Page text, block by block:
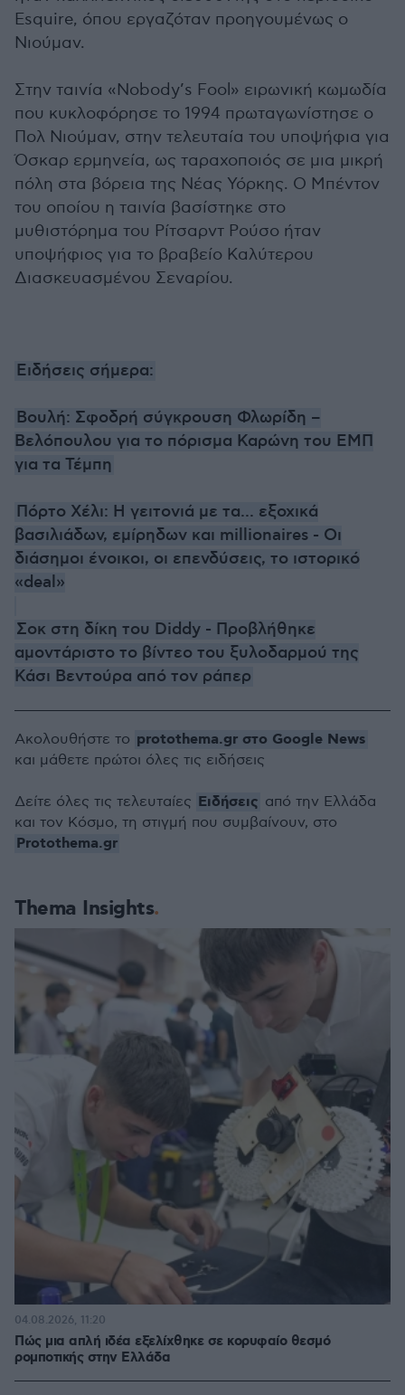
Esquire, όπου εργαζόταν προηγουμένως ο
Νιούμαν.
Στην ταινία «Nobody’s Fool» ειρωνική κωμωδία
που κυκλοφόρησε το 1994 πρωταγωνίστησε ο
Πολ Νιούμαν, στην τελευταία του υποψήφια για
Όσκαρ ερμηνεία, ως ταραχοποιός σε μια μικρή
πόλη στα βόρεια της Νέας Υόρκης. Ο Μπέντον
του οποίου η ταινία βασίστηκε στο
μυθιστόρημα του Ρίτσαρντ Ρούσο ήταν
υποψήφιος για το βραβείο Καλύτερου
Διασκευασμένου Σεναρίου.
Ειδήσεις σήμερα:
Βουλή: Σφοδρή σύγκρουση Φλωρίδη –
Βελόπουλου για το πόρισμα Καρώνη του ΕΜΠ
για τα Τέμπη
Πόρτο Χέλι: Η γειτονιά με τα... εξοχικά
βασιλιάδων, εμίρηδων και millionaires - Οι
διάσημοι ένοικοι, οι επενδύσεις, το ιστορικό
«deal»
Σοκ στη δίκη του Diddy - Προβλήθηκε
αμοντάριστο το βίντεο του ξυλοδαρμού της
Κάσι Βεντούρα από τον ράπερ
Thema Insights
Πώς μια απλή ιδέα εξελίχθηκε σε κορυφαίο θεσμό
ρομποτικής στην Ελλάδα
04.08.2026, 11:20
Ακολουθήστε το protothema.gr στο Google News
και μάθετε πρώτοι όλες τις ειδήσεις
Δείτε όλες τις τελευταίες Ειδήσεις από την Ελλάδα
και τον Κόσμο, τη στιγμή που συμβαίνουν, στο
Protothema.gr